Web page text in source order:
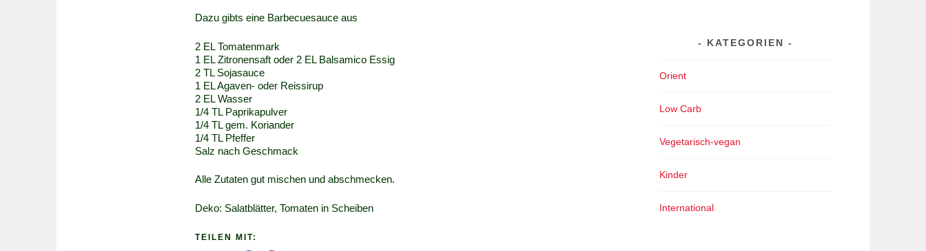
Dazu gibts eine Barbecuesauce aus
2 EL Tomatenmark
1 EL Zitronensaft oder 2 EL Balsamico Essig
2 TL Sojasauce
1 EL Agaven- oder Reissirup
2 EL Wasser
1/4 TL Paprikapulver
1/4 TL gem. Koriander
1/4 TL Pfeffer
Salz nach Geschmack
Alle Zutaten gut mischen und abschmecken.
Deko: Salatblätter, Tomaten in Scheiben
TEILEN MIT:
KATEGORIEN
Orient
Low Carb
Vegetarisch-vegan
Kinder
International